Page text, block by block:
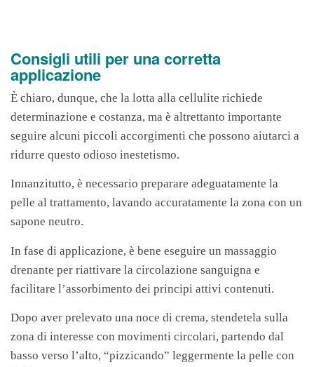
Consigli utili per una corretta
applicazione
È chiaro, dunque, che la lotta alla cellulite richiede
determinazione e costanza, ma è altrettanto importante
seguire alcuni piccoli accorgimenti che possono aiutarci a
ridurre questo odioso inestetismo.
Innanzitutto, è necessario preparare adeguatamente la
pelle al trattamento, lavando accuratamente la zona con un
sapone neutro.
In fase di applicazione, è bene eseguire un massaggio
drenante per riattivare la circolazione sanguigna e
facilitare l’assorbimento dei principi attivi contenuti.
Dopo aver prelevato una noce di crema, stendetela sulla
zona di interesse con movimenti circolari, partendo dal
basso verso l’alto, “pizzicando” leggermente la pelle con